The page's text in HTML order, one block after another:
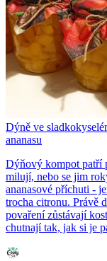
Dýně ve
ananasu
Dýňový kompot patří
milují, nebo se jim
ananasové příchuti -
trocha citronu. Právě
povaření zůstávají
chutnají tak, jak si je